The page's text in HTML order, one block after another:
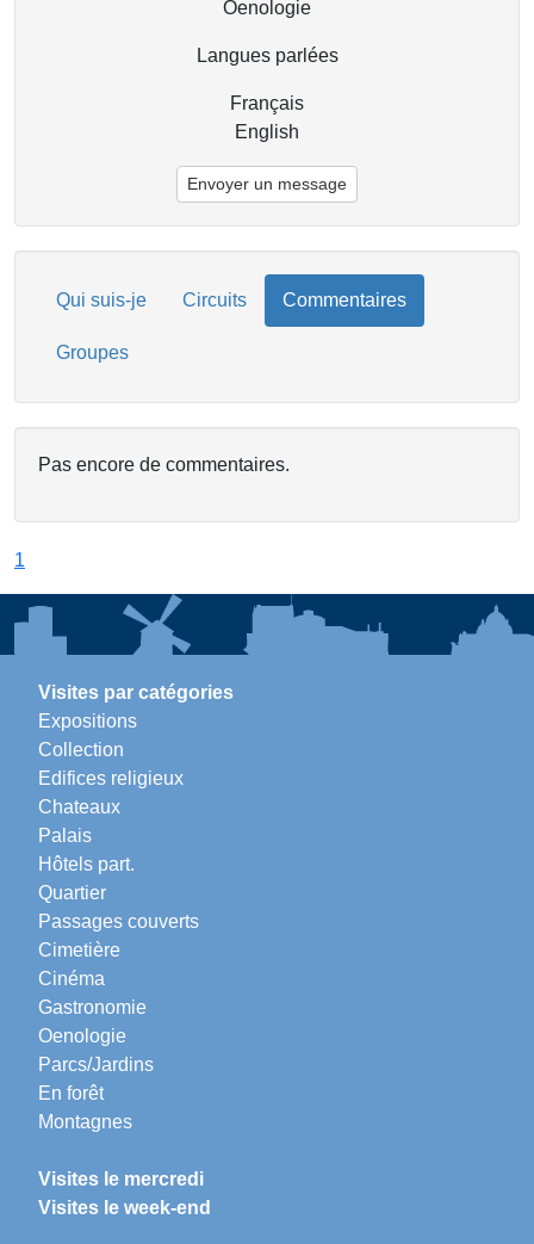
Oenologie
Langues parlées
Français
English
Envoyer un message
Qui suis-je Circuits Commentaires
Groupes
Pas encore de commentaires.
1
Visites par catégories
Expositions
Collection
Edifices religieux
Chateaux
Palais
Hôtels part.
Quartier
Passages couverts
Cimetière
Cinéma
Gastronomie
Oenologie
Parcs/Jardins
En forêt
Montagnes
Visites le mercredi
Visites le week-end